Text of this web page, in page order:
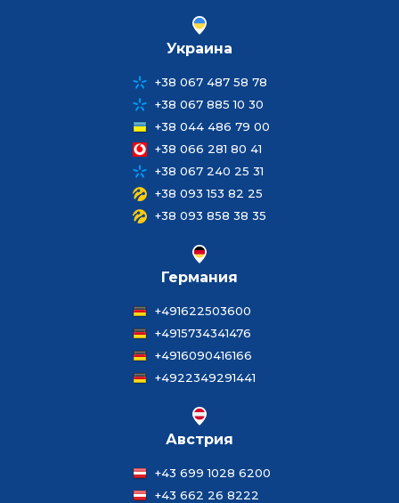
Украина
+38 067 487 58 78
+38 067 885 10 30
+38 044 486 79 00
+38 066 281 80 41
+38 067 240 25 31
+38 093 153 82 25
+38 093 858 38 35
Германия
+491622503600
+4915734341476
+4916090416166
+4922349291441
Австрия
+43 699 1028 6200
+43 662 26 8222